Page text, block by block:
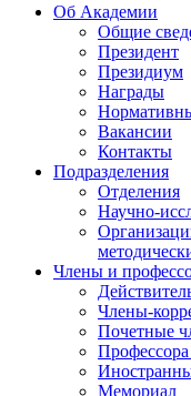
Об Академии
Общие
Президент
Президиум
Награды
Вакансии
Контакты
Подразделения
Отделения
Научно-
Члены и
Члены-
Почетные
Мемориал